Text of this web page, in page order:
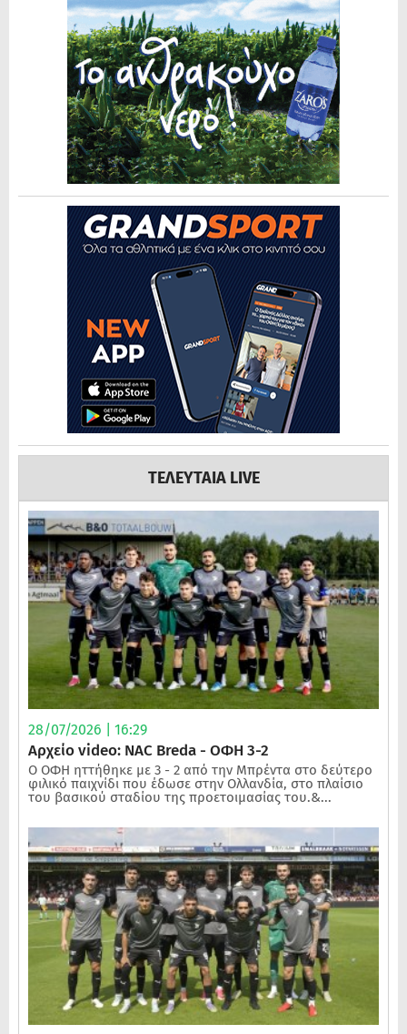
ΤΕΛΕΥΤΑΙΑ LIVE
28/07/2026 | 16:29
Αρχείο video: NAC Breda - ΟΦΗ 3-2
Ο ΟΦΗ ηττήθηκε με 3 - 2 από την Μπρέντα στο δεύτερο
φιλικό παιχνίδι που έδωσε στην Ολλανδία, στο πλαίσιο
του βασικού σταδίου της προετοιμασίας του.&...